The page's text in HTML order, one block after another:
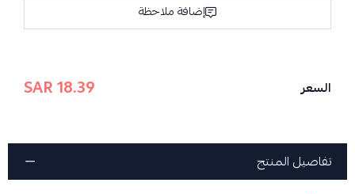
إضافة ملاحظة
السعر 18.39 SAR
تفاصيل المنتج